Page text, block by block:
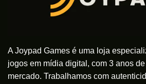
na
A Joypad Games é uma loja
jogos em mídia digital, com 3 anos
mercado. Trabalhamos com